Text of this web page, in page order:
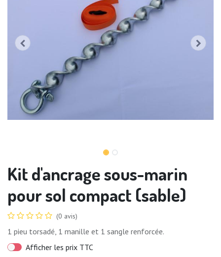
Kit d'ancrage sous-marin
pour sol compact (sable)
(0 avis)
1 pieu torsadé, 1 manille et 1 sangle renforcée.
Afficher les prix TTC